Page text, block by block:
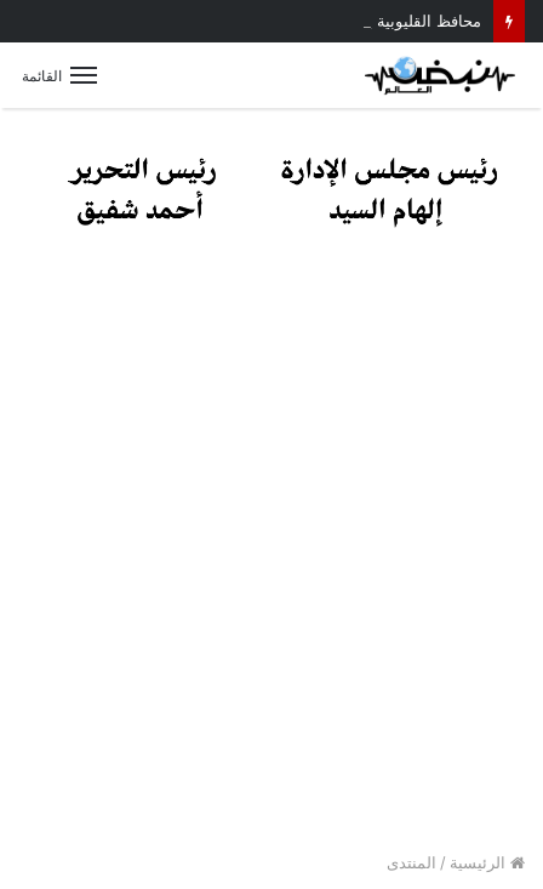
القائمة
الرئيسية / المنتدى